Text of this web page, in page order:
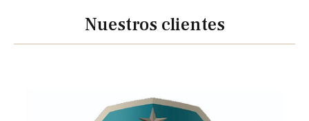
Nuestros clientes